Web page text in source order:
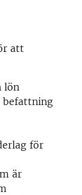
att
lön
befattning
för
är